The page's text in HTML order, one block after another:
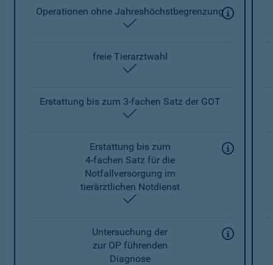
Operationen ohne Jahreshöchstbegrenzung
freie Tierarztwahl
Erstattung bis zum 3-fachen Satz der GOT
Erstattung bis zum
4-fachen Satz für die
Notfallversorgung im
tierärztlichen Notdienst
Untersuchung der
zur OP führenden
Diagnose